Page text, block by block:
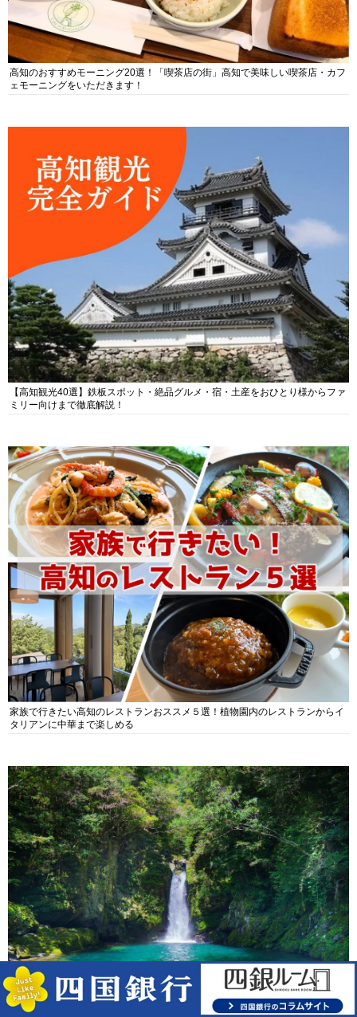
高知のおすすめモーニング20選！「喫茶店の街」高知で美味しい喫茶店・カフ
ェモーニングをいただきます！
【高知観光40選】鉄板スポット・絶品グルメ・宿・土産をおひとり様からファ
ミリー向けまで徹底解説！
家族で行きたい高知のレストランおススメ５選！植物園内のレストランからイ
タリアンに中華まで楽しめる
仁淀ブルーの絶景！にこ淵・沈下橋を巡る仁淀川観光ガイド｜グルメ・宿・モ
デルコースまで完全網羅！